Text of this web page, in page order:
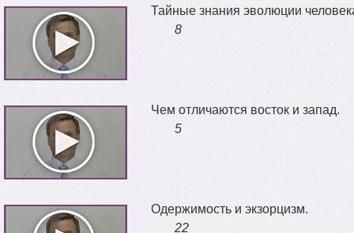
Тайные знания эволюции
8
Чем отличаются восток и запад.
5
Одержимость и экзорцизм.
22